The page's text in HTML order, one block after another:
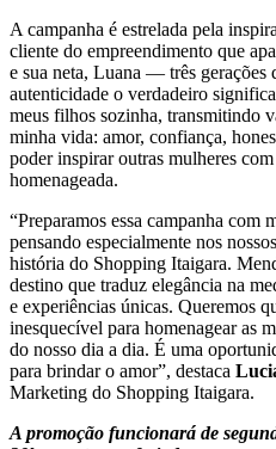
A campanha é estrelada pela
cliente do empreendimento que
e sua neta, Luana — três gerações
autenticidade o verdadeiro
meus filhos sozinha, transmitindo
minha vida: amor, confiança,
poder inspirar outras mulheres
homenageada.
“Preparamos essa campanha com
pensando especialmente nos
história do Shopping Itaigara.
destino que traduz elegância na
e experiências únicas. Queremos
inesquecível para homenagear as
do nosso dia a dia. É uma
para brindar o amor”, destaca
Marketing do Shopping Itaigara.
A promoção funcionará de